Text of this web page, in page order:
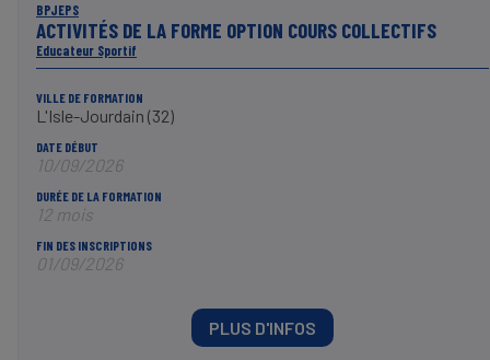
BPJEPS
ACTIVITÉS DE LA FORME OPTION COURS COLLECTIFS
Educateur Sportif
VILLE DE FORMATION
L'Isle-Jourdain (32)
DATE DÉBUT
10/09/2026
DURÉE DE LA FORMATION
12 mois
FIN DES INSCRIPTIONS
01/09/2026
PLUS D'INFOS